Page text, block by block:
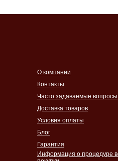
Контакты
Часто задаваемые вопросы
Доставка товаров
Условия оплаты
Гарантия
Блог
Информация о процедуре
О компании